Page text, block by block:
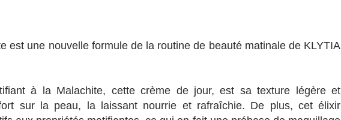
est une nouvelle formule de la routine de beauté matinale de KLYTIA
à la Malachite, cette crème de jour, est sa texture légère et
sur la peau, la laissant nourrie et rafraîchie. De plus, cet élixir